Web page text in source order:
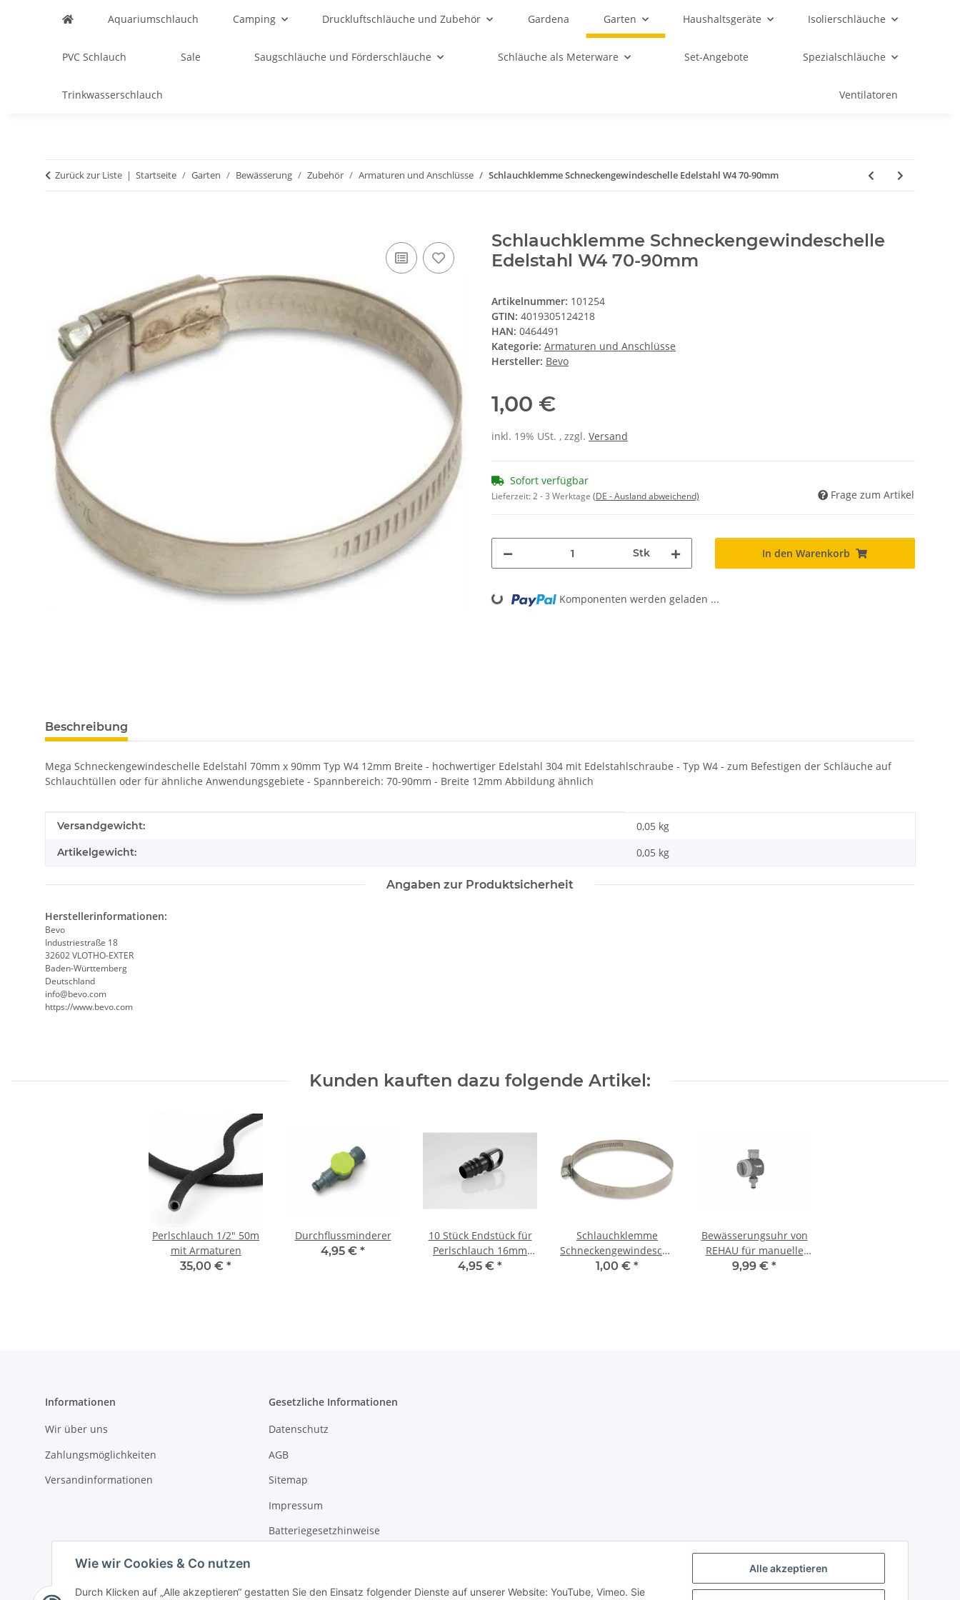
Alle akzeptieren
Wie wir Cookies & Co nutzen
Durch Klicken auf „Alle akzeptieren“ gestatten Sie den Einsatz folgender Dienste auf unserer Website: YouTube, Vimeo. Sie
Aquariumschlauch Camping Druckluftschläuche und Zubehör Gardena Garten Haushaltsgeräte Isolierschläuche
PVC Schlauch Sale Saugschläuche und Förderschläuche Schläuche als Meterware Set-Angebote Spezialschläuche
Trinkwasserschlauch Ventilatoren
Zurück zur Liste Startseite Garten Bewässerung Zubehör Armaturen und Anschlüsse Schlauchklemme Schneckengewindeschelle Edelstahl W4 70-90mm
Schlauchklemme Schneckengewindeschelle
Edelstahl W4 70-90mm
Artikelnummer: 101254
GTIN: 4019305124218
HAN: 0464491
Kategorie: Armaturen und Anschlüsse
Hersteller: Bevo
1,00 €
inkl. 19% USt. , zzgl. Versand
Sofort verfügbar
Lieferzeit:2 - 3 Werktage (DE - Ausland abweichend) Frage zum Artikel
Stk In den Warenkorb
Loading... Komponenten werden geladen ...
Beschreibung
Mega Schneckengewindeschelle Edelstahl 70mm x 90mm Typ W4 12mm Breite - hochwertiger Edelstahl 304 mit Edelstahlschraube - Typ W4 - zum Befestigen der Schläuche auf
Schlauchtüllen oder für ähnliche Anwendungsgebiete - Spannbereich: 70-90mm - Breite 12mm Abbildung ähnlich
Produkteigenschaft
Wert
Versandgewicht: 0,05 kg
Artikelgewicht: 0,05 kg
Angaben zur Produktsicherheit
Herstellerinformationen:
Bevo
Industriestraße 18
32602 VLOTHO-EXTER
Baden-Württemberg
Deutschland
info@bevo.com
https://www.bevo.com
Kunden kauften dazu folgende Artikel:
Perlschlauch 1/2" 50m
mit Armaturen
35,00 € *
Durchflussminderer
4,95 € *
10 Stück Endstück für
Perlschlauch 16mm
schwarz
4,95 € *
Schlauchklemme
Schneckengewindeschelle
Edelstahl W4 90-
1,00 € *
Bewässerungsuhr von
REHAU für manuelle
Bewässerung
9,99 € *
Informationen
Wir über uns
Zahlungsmöglichkeiten
Versandinformationen
Gesetzliche Informationen
Datenschutz
AGB
Sitemap
Impressum
Batteriegesetzhinweise